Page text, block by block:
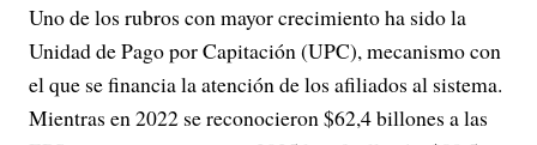
Uno de los rubros con mayor crecimiento ha sido la
Unidad de Pago por Capitación (UPC), mecanismo con
el que se financia la atención de los afiliados al sistema.
Mientras en 2022 se reconocieron $62,4 billones a las